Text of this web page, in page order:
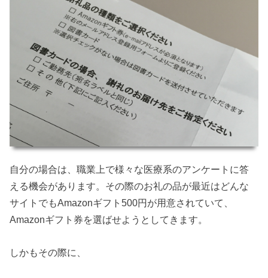
自分の場合は、職業上で様々な医療系のアンケートに答
える機会があります。その際のお礼の品が最近はどんな
サイトでもAmazonギフト500円が用意されていて、
Amazonギフト券を選ばせようとしてきます。
しかもその際に、